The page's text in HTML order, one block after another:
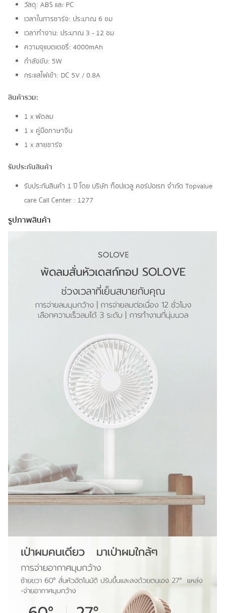
วัสดุ: ABS และ PC
เวลาในการชาร์จ: ประมาณ 6 ชม
เวลาทำงาน: ประมาณ 3 - 12 ชม
ความจุแบตเตอรี่: 4000mAh
กำลังขับ: 5W
กระแสไฟเข้า: DC 5V / 0.8A
สินค้ารวม:
1 x พัดลม
1 x คู่มือภาษาจีน
1 x สายชาร์จ
รับประกันสินค้า
รับประกันสินค้า 1 ปี โดย บริษัท ท็อปแวลู คอร์ปอเรท จํากัด Topvalue
care Call Center : 1277
รูปภาพสินค้า